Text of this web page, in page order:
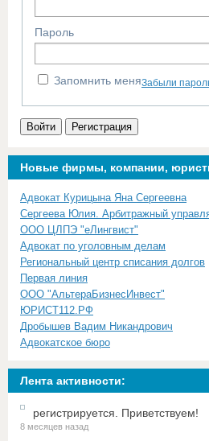
Пароль
Запомнить меняЗабыли
Войти Регистрация
Новые фирмы, компании,
Адвокат Курицына Яна Сергеевна
Сергеева Юлия. Арбитражный
ООО ЦЛПЭ "еЛингвист"
Адвокат по уголовным делам
Региональный центр списания долгов
Первая линия
ООО "АльтераБизнесИнвест"
ЮРИСТ112.РФ
Дробышев Вадим Никандрович
Адвокатское бюро
Лента активности:
регистрируется. Приветствуем!
8 месяцев назад